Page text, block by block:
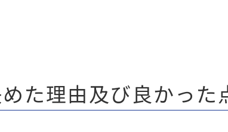
た理由及び良かった